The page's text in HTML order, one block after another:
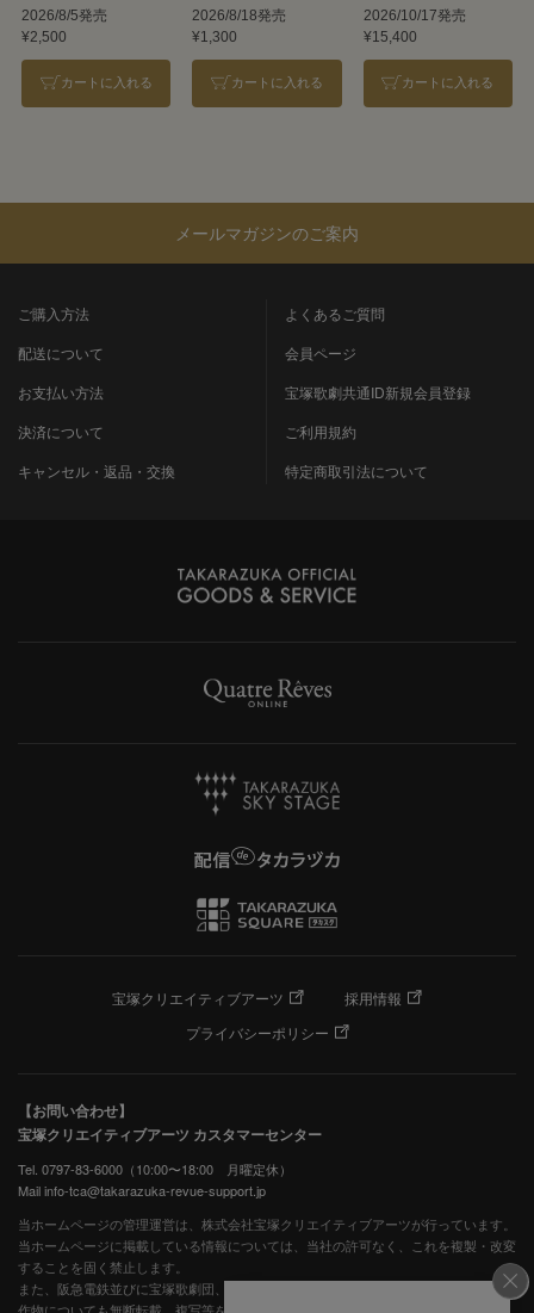
REVUE 2026
2026/8/5発売
¥2,500
カートに入れる
族』＜雪組＞
2026/8/18発売
¥1,300
カートに入れる
2026/10/17発売
¥15,400
カートに入れる
メールマガジンのご案内
ご購入方法
配送について
お支払い方法
決済について
キャンセル・返品・交換
よくあるご質問
会員ページ
宝塚歌劇共通ID新規会員登録
ご利用規約
特定商取引法について
宝塚クリエイティブアーツ
採用情報
プライバシーポリシー
【お問い合わせ】
宝塚クリエイティブアーツ カスタマーセンター
Tel. 0797-83-6000（10:00〜18:00 月曜定休）
Mail info-tca@takarazuka-revue-support.jp
当ホームページの管理運営は、株式会社宝塚クリエイティブアーツが行っています。
当ホームページに掲載している情報については、当社の許可なく、これを複製・改変
することを固く禁止します。
また、阪急電鉄並びに宝塚歌劇団、宝塚クリエイティブアーツの出版物ほか写真等著